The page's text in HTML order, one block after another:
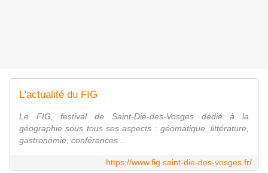
L'actualité du FIG
Le FIG, festival de Saint-Dié-des-Vosges dédié à la
géographie sous tous ses aspects : géomatique, littérature,
gastronomie, conférences...
https://www.fig.saint-die-des-vosges.fr/